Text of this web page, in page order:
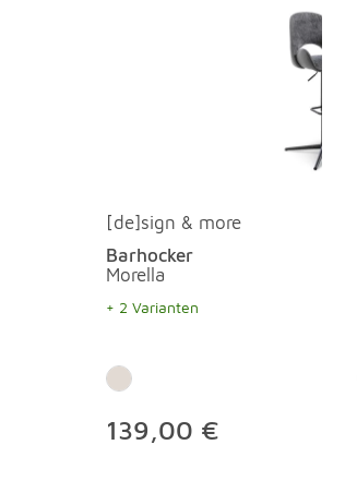
[de]sign & more
Barhocker
Morella
+ 2 Varianten
139,00 €